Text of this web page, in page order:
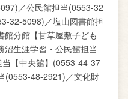
／公民館担当(0553-32
32-5098)／塩山図書館担
分館【甘草屋敷子ども
生涯学習・公民館担当
【中央館】(0553-44-37
(0553-48-2921)／文化財